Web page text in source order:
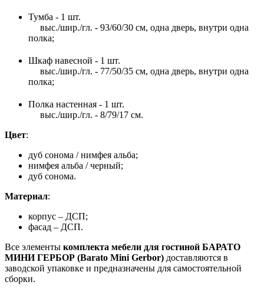
Тумба - 1 шт.
выс./шир./гл. - 93/60/30 см, одна дверь, внутри одна
полка;
Шкаф навесной - 1 шт.
выс./шир./гл. - 77/50/35 см, одна дверь, внутри одна
полка;
Полка настенная - 1 шт.
выс./шир./гл. - 8/79/17 см.
Цвет:
дуб сонома / нимфея альба;
нимфея альба / черный;
дуб сонома.
Материал:
корпус – ДСП;
фасад – ДСП.
Все элементы комплекта мебели для гостиной БАРАТО
МИНИ ГЕРБОР (Barato Mini Gerbor) доставляются в
заводской упаковке и предназначены для самостоятельной
сборки.